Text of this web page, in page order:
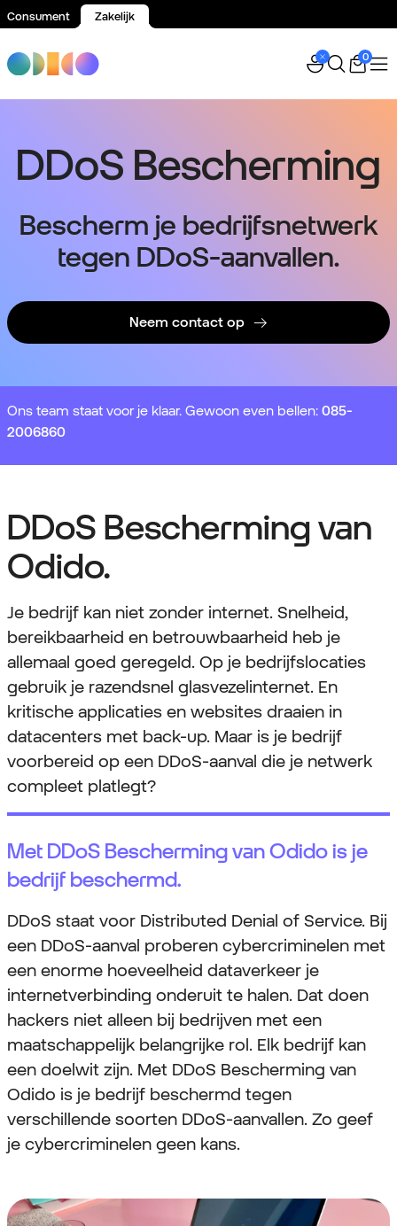
Consument Zakelijk
0
DDoS Bescherming
Bescherm je bedrijfsnetwerk
tegen DDoS-aanvallen.
Neem contact op
Ons team staat voor je klaar. Gewoon even bellen: 085-
2006860
DDoS Bescherming van
Odido.
Je bedrijf kan niet zonder internet. Snelheid,
bereikbaarheid en betrouwbaarheid heb je
allemaal goed geregeld. Op je bedrijfslocaties
gebruik je razendsnel glasvezelinternet. En
kritische applicaties en websites draaien in
datacenters met back-up. Maar is je bedrijf
voorbereid op een DDoS-aanval die je netwerk
compleet platlegt?
Met DDoS Bescherming van Odido is je
bedrijf beschermd.
DDoS staat voor Distributed Denial of Service. Bij
een DDoS-aanval proberen cybercriminelen met
een enorme hoeveelheid dataverkeer je
internetverbinding onderuit te halen. Dat doen
hackers niet alleen bij bedrijven met een
maatschappelijk belangrijke rol. Elk bedrijf kan
een doelwit zijn. Met DDoS Bescherming van
Odido is je bedrijf beschermd tegen
verschillende soorten DDoS-aanvallen. Zo geef
je cybercriminelen geen kans.